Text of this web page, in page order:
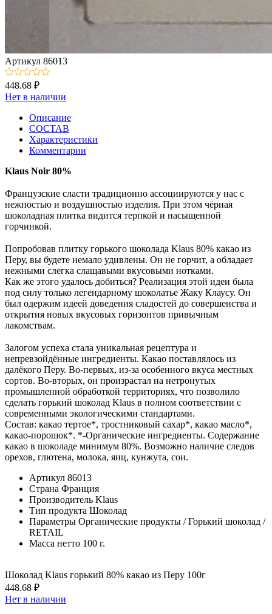
Артикул 86013
448.68 ₽
Нет в наличии
Описание
СОСТАВ
Характеристики
Комментарии
Klaus Noir 80%
Французские сласти традиционно ассоциируются у нас с
нежностью и воздушностью изделия. При этом чёрная
шоколадная плитка видится терпкой и насыщенной
горчинкой.
Попробовав плитку горького шоколада Klaus 80% какао из
Перу, вы будете немало удивлены. Он не горчит, а обладает
нежными слегка слащавыми вкусовыми нотками.
Как же этого удалось добиться? Реализация этой идеи была
под силу только легендарному шоколатье Жаку Клаусу. Он
был одержим идеей доведения сладостей до совершенства и
открытия новых вкусовых горизонтов привычным
лакомствам.
Залогом успеха стала уникальная рецептура и
непревзойдённые ингредиенты. Какао поставлялось из
далёкого Перу. Во-первых, из-за особенного вкуса местных
сортов. Во-вторых, он произрастал на нетронутых
промышленной обработкой территориях, что позволило
сделать горький шоколад Klaus в полном соответствии с
современными экологическими стандартами.
Состав: какао тертое*, тростниковый сахар*, какао масло*,
какао-порошок*. *-Органические ингредиенты. Содержание
какао в шоколаде минимум 80%. Возможно наличие следов
орехов, глютена, молока, яиц, кунжута, сои.
Артикул 86013
Страна Франция
Производитель Klaus
Тип продукта Шоколад
Параметры Органические продукты / Горький шоколад /
RETAIL
Масса нетто 100 г.
Шоколад Klaus горький 80% какао из Перу 100г
448.68 ₽
Нет в наличии